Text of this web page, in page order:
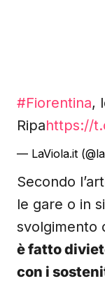
#Fiorentina,
Ripahttps://
— LaViola.it
Secondo
le gare o in
svolgimento
è fatto
con i